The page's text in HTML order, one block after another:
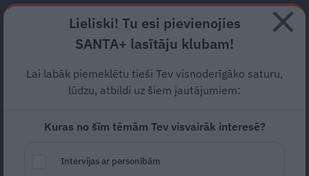
Abonē
Lieliski! Tu esi pievienojies
SANTA+ lasītāju klubam!
Lai labāk piemeklētu tieši Tev visnoderīgāko saturu,
lūdzu, atbildi uz šiem jautājumiem:
Kuras no šīm tēmām Tev visvairāk interesē?
Intervijas ar personībām